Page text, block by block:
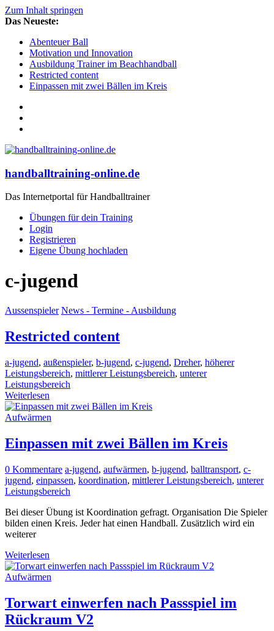
Zum Inhalt springen
Das Neueste:
Abenteuer Ball
Motivation und Innovation
Ausbildung Trainer im Beachhandball
Restricted content
Einpassen mit zwei Bällen im Kreis
handballtraining-online.de
Das Internetportal für Handballtrainer
Übungen für dein Training
Login
Registrieren
Eigene Übung hochladen
c-jugend
Aussenspieler News - Termine - Ausbildung
Restricted content
a-jugend, außenspieler, b-jugend, c-jugend, Dreher, höherer
Leistungsbereich, mittlerer Leistungsbereich, unterer
Leistungsbereich
Weiterlesen
Aufwärmen
Einpassen mit zwei Bällen im Kreis
0 Kommentare a-jugend, aufwärmen, b-jugend, balltransport, c-
jugend, einpassen, koordination, mittlerer Leistungsbereich, unterer
Leistungsbereich
Bei dieser Übung ist Koordination gefragt. Organisation Die Spieler
bilden einen Kreis. Jeder hat einen Handball. Zusätzlich wird ein
weiterer
Weiterlesen
Aufwärmen
Torwart einwerfen nach Passspiel im
Rückraum V2